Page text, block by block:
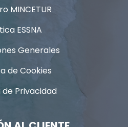
MINCETUR
ESSNA
Generales
de Cookies
Privacidad